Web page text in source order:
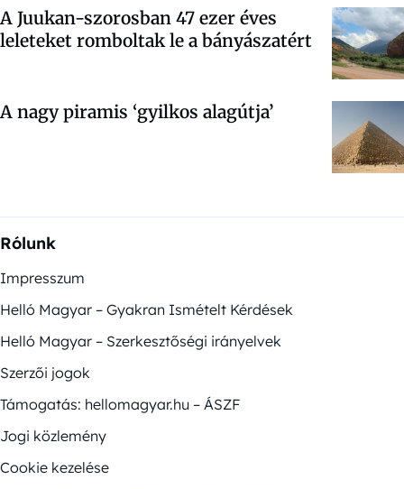
A Juukan-szorosban 47 ezer éves
leleteket romboltak le a bányászatért
A nagy piramis ‘gyilkos alagútja’
Rólunk
Impresszum
Helló Magyar – Gyakran Ismételt Kérdések
Helló Magyar – Szerkesztőségi irányelvek
Szerzői jogok
Támogatás: hellomagyar.hu – ÁSZF
Jogi közlemény
Cookie kezelése